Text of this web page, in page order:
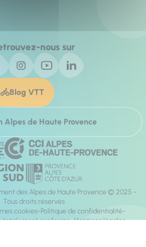
nous sur
Blog VTT
Alpes de Haute Provence
des Alpes de Haute Provence © 2025 -
Tous droits réservés
cookies Politique de confidentialité
totalement conforme Mentions légales